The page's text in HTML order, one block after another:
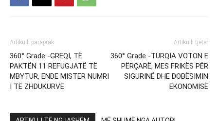
Artikulli paraprak
360° Grade -GREQI, TË
PAKTËN 11 REFUGJATË TË
MBYTUR, ENDE MISTER NUMRI
I TË ZHDUKURVE
Artikulli tjetër
360° Grade -TURQIA VOTON E
PËRÇARË, MES FRIKËS PËR
SIGURINË DHE DOBËSIMIN
EKONOMISË